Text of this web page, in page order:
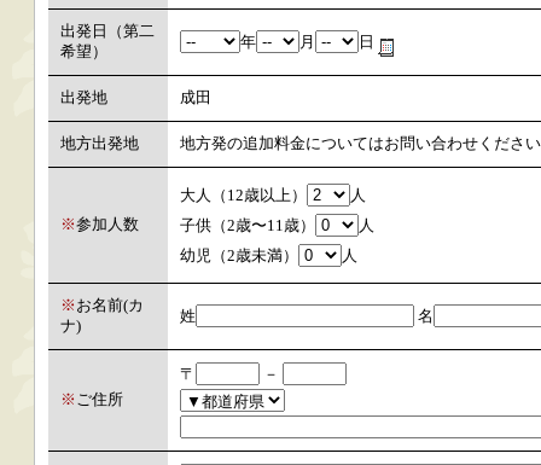
出発日（第二
希望）
年 月 日
出発地 成田
地方出発地 地方発の追加料金についてはお問い合わせください
※参加人数
大人（12歳以上）
人
子供（2歳〜11歳）
人
幼児（2歳未満）
人
※ お名前(カ
ナ)
姓 名
※ ご住所
〒 －